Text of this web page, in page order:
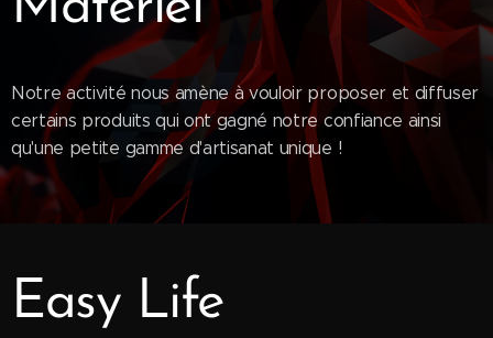
Notre activité nous amène à vouloir proposer et diffuser
certains produits qui ont gagné notre confiance ainsi
qu'une petite gamme d'artisanat unique !
Easy Life